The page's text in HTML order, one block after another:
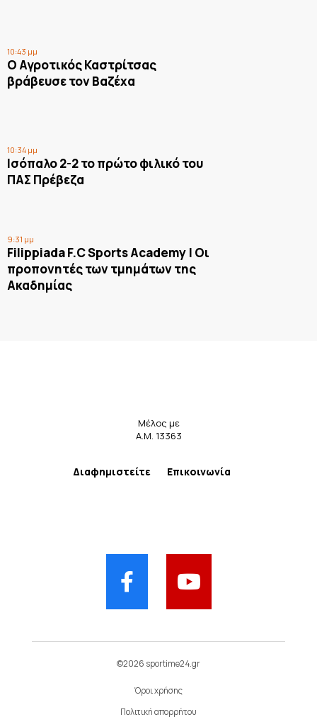
10:43 μμ
Ο Αγροτικός Καστρίτσας
βράβευσε τον Βαζέχα
10:34 μμ
Ισόπαλο 2-2 το πρώτο φιλικό του
ΠΑΣ Πρέβεζα
9:31 μμ
Filippiada F.C Sports Academy | Οι
προπονητές των τμημάτων της
Ακαδημίας
Μέλος με
Α.Μ. 13363
Διαφημιστείτε Επικοινωνία
©2026 sportime24.gr
Όροι χρήσης
Πολιτική απορρήτου